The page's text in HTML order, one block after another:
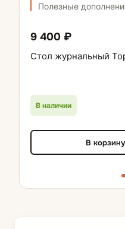
Полезные
9 400 ₽
Стол журнальный
В наличии
В корзину